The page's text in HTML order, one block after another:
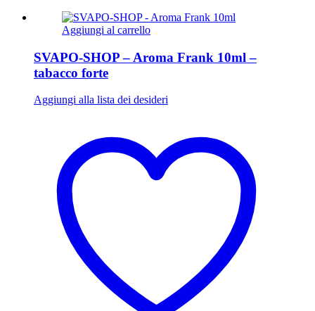
Aggiungi al carrello
SVAPO-SHOP – Aroma Frank 10ml –
tabacco forte
Aggiungi alla lista dei desideri